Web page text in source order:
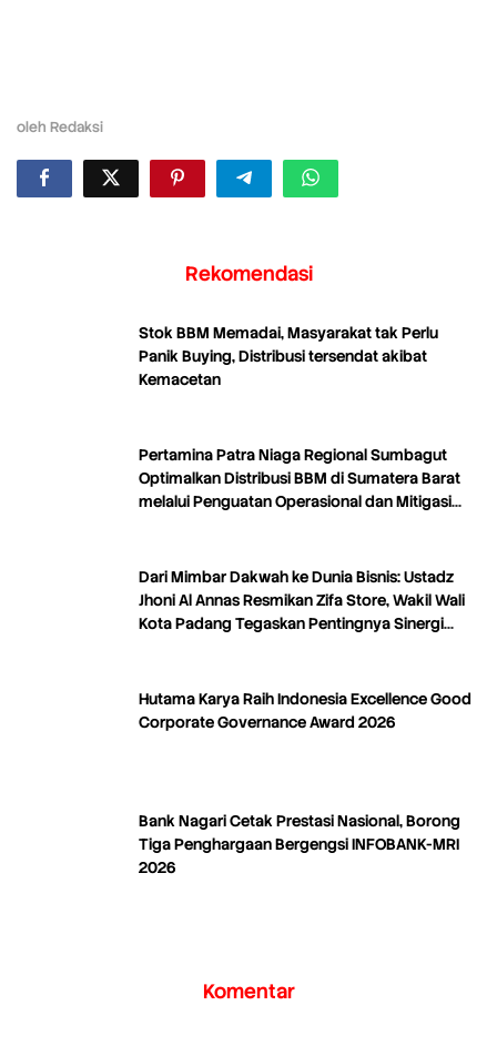
oleh Redaksi
Rekomendasi
Stok BBM Memadai, Masyarakat tak Perlu
Panik Buying, Distribusi tersendat akibat
Kemacetan
Pertamina Patra Niaga Regional Sumbagut
Optimalkan Distribusi BBM di Sumatera Barat
melalui Penguatan Operasional dan Mitigasi
Dari Mimbar Dakwah ke Dunia Bisnis: Ustadz
Jhoni Al Annas Resmikan Zifa Store, Wakil Wali
Kota Padang Tegaskan Pentingnya Sinergi
Hutama Karya Raih Indonesia Excellence Good
Corporate Governance Award 2026
Bank Nagari Cetak Prestasi Nasional, Borong
Tiga Penghargaan Bergengsi INFOBANK-MRI
2026
Komentar